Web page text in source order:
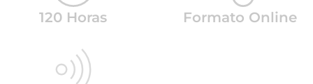
120 Horas Formato Online